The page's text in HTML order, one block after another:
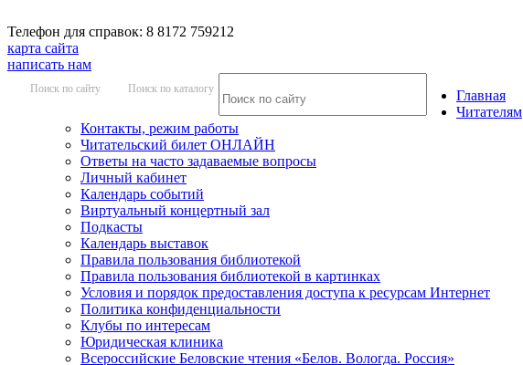
Телефон для справок: 8 8172 759212
карта сайта
написать нам
Поиск по сайту Поиск по каталогу
Главная
Читателям
Контакты, режим работы
Читательский билет ОНЛАЙН
Ответы на часто задаваемые вопросы
Личный кабинет
Календарь событий
Виртуальный концертный зал
Подкасты
Календарь выставок
Правила пользования библиотекой
Правила пользования библиотекой в картинках
Условия и порядок предоставления доступа к ресурсам Интернет
Политика конфиденциальности
Клубы по интересам
Юридическая клиника
Всероссийские Беловские чтения «Белов. Вологда. Россия»